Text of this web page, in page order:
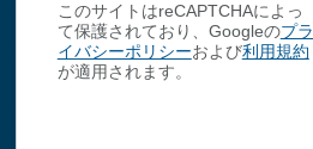
このサイトはreCAPTCHAによっ
て保護されており、Googleのプラ
イバシーポリシーおよび利用規約
が適用されます。